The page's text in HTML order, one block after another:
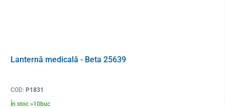
Lanternă medicală - Beta 25639
COD: P1831
În stoc >10buc